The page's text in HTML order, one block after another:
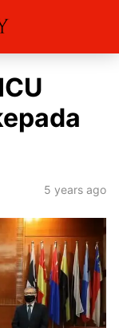
5 years ago